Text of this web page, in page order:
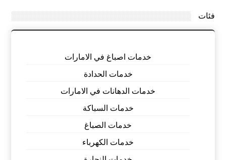
فئات
خدمات اصباغ في الامارات
خدمات الحدادة
خدمات الدهانات في الامارات
خدمات السباكة
خدمات الصباغ
خدمات الكهرباء